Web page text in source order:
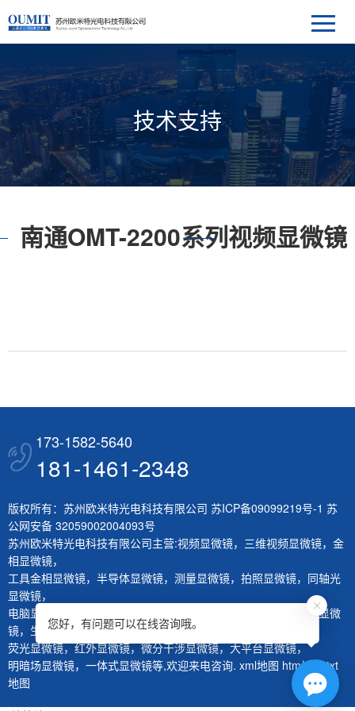
技术支持
南通OMT-2200系列视频显微镜
173-1582-5640
181-1461-2348
版权所有：苏州欧米特光电科技有限公司 苏ICP备09099219号-1 苏
公网安备 32059002004093号
苏州欧米特光电科技有限公司主营:视频显微镜， 三维视频显微镜， 金
相显微镜，
工具金相显微镜， 半导体显微镜， 测量显微镜， 拍照显微镜， 同轴光
显微镜，
电脑显微镜
体视显微
镜， 生物显微镜，
荧光显微镜，红外显微镜，微分干涉显微镜，大平台显微镜，
明暗场显微镜， 一体式显微镜等,欢迎来电咨询. xml地图 htm地图 txt
地图
您好，有问题可以在线咨询哦。